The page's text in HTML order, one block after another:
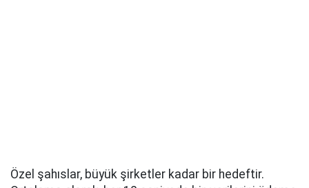
Özel şahıslar, büyük şirketler kadar bir hedeftir.